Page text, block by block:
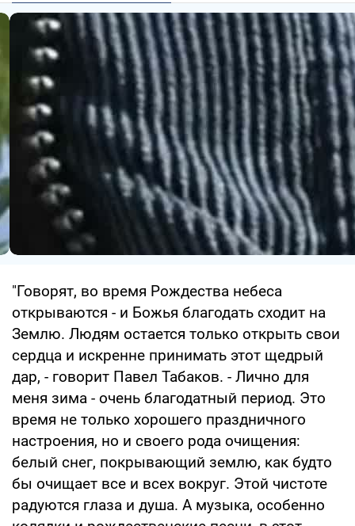
"Говорят, во время Рождества небеса
открываются - и Божья благодать сходит на
Землю. Людям остается только открыть свои
сердца и искренне принимать этот щедрый
дар, - говорит Павел Табаков. - Лично для
меня зима - очень благодатный период. Это
время не только хорошего праздничного
настроения, но и своего рода очищения:
белый снег, покрывающий землю, как будто
бы очищает все и всех вокруг. Этой чистоте
радуются глаза и душа. А музыка, особенно